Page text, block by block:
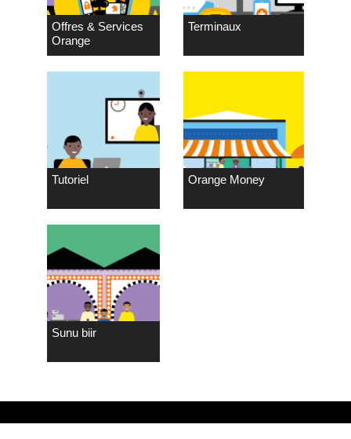
Offres & Services
Orange
Terminaux
Tutoriel Orange Money
Sunu biir